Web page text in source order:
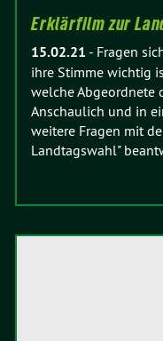
Erklärfilm zur
15.02.21 - Fragen
ihre Stimme wichtig
welche Abgeordnete
Anschaulich und in
weitere Fragen mit
Landtagswahl"